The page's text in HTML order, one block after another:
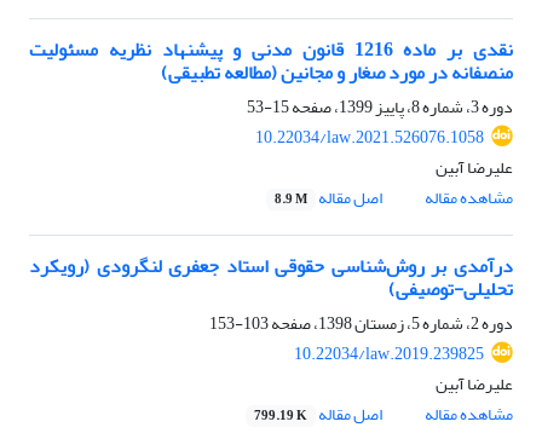
نقدی بر ماده 1216 قانون مدنی و پیشنهاد نظریه مسئولیت
منصفانه در مورد صغار و مجانین (مطالعه تطبیقی)
دوره 3، شماره 8، پاییز 1399، صفحه
15-53
10.22034/law.2021.526076.1058
علیرضا آبین
مشاهده مقاله
اصل مقاله 8.9 M
درآمدی بر روش‌شناسی حقوقی استاد جعفری لنگرودی (رویکرد
تحلیلی-توصیفی)
دوره 2، شماره 5، زمستان 1398، صفحه
103-153
10.22034/law.2019.239825
علیرضا آبین
مشاهده مقاله
اصل مقاله 799.19 K